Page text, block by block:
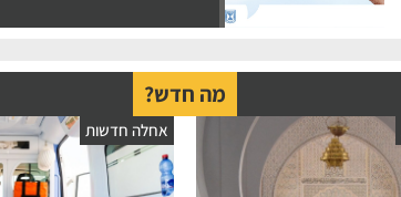
מה חדש?
אחלה חדשות